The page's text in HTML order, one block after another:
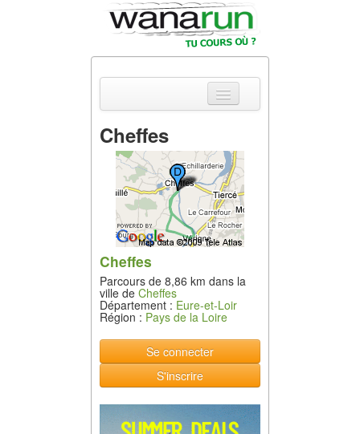
Actualités
Equipements &
Tests
Parcours &
Courses
Outils & Réseaux
Cheffes
Cheffes
Parcours de 8,86 km dans la
ville de Cheffes
Département : Eure-et-Loir
Région : Pays de la Loire
Se connecter
S'inscrire